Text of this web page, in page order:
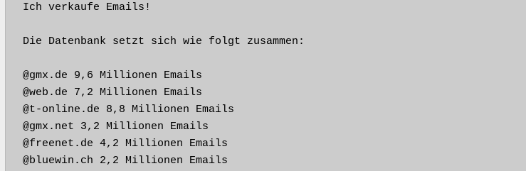
Ich verkaufe Emails!
Die Datenbank setzt sich wie folgt zusammen:
@gmx.de 9,6 Millionen Emails
@web.de 7,2 Millionen Emails
@t-online.de 8,8 Millionen Emails
@gmx.net 3,2 Millionen Emails
@freenet.de 4,2 Millionen Emails
@bluewin.ch 2,2 Millionen Emails